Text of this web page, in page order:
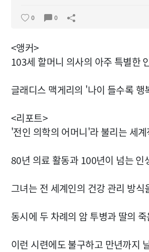
0 0
<앵커>
103세 할머니 의사의 아주 특별한
글래디스 맥게리의 '나이 들수록
<리포트>
'전인 의학의 어머니'라 불리는 세
80년 의료 활동과 100년이 넘는 인
그녀는 전 세계인의 건강 관리 방
동시에 두 차례의 암 투병과 딸의
이런 시련에도 불구하고 만년까지